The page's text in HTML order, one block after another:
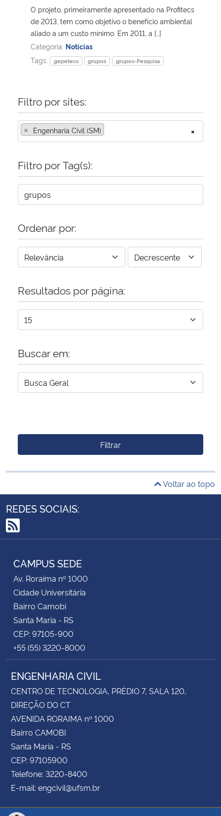
O projeto, primeiramente apresentado na Profitecs
de 2013, tem como objetivo o benefício ambiental
aliado a um custo mínimo. Em 2011, a […]
Categoria: Notícias
Tags:
gepetecs grupos grupos-Pesquisa
Filtro por sites:
×
× Engenharia Civil (SM)
Filtro por Tag(s):
Ordenar por:
Resultados por página:
Buscar em:
Filtrar
Voltar ao topo
REDES SOCIAIS:
RSS
CAMPUS SEDE
Av. Roraima nº 1000
Cidade Universitária
Bairro Camobi
Santa Maria - RS
CEP: 97105-900
+55 (55) 3220-8000
ENGENHARIA CIVIL
CENTRO DE TECNOLOGIA, PRÉDIO 7, SALA 120,
DIREÇÃO DO CT
AVENIDA RORAIMA nº 1000
Bairro CAMOBI
Santa Maria - RS
CEP: 97105900
Telefone: 3220-8400
E-mail: engcivil@ufsm.br